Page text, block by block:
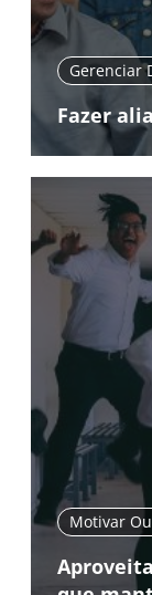
Gerenciar
Fazer
Motivar